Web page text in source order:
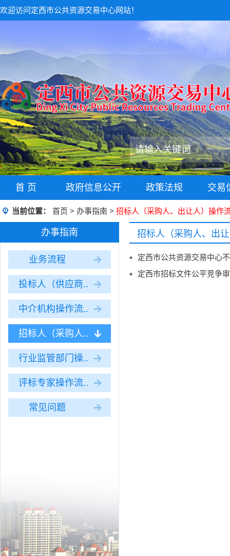
欢迎访问定西市公共资源交易中心网站！
首 页 政府信息公开 政策法规 交易
当前位置： 首页 > 办事指南 > 招标人（采购人、出让人）操作
办事指南
业务流程
投标人（供应商..
中介机构操作流..
招标人（采购人..
行业监管部门操..
评标专家操作流..
常见问题
招标人（采购人、出
定西市公共资源交易中心
定西市招标文件公平竞争